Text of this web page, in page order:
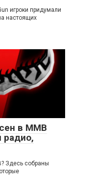
игроки придумали
настоящих
в ММВ
радио,
Здесь собраны